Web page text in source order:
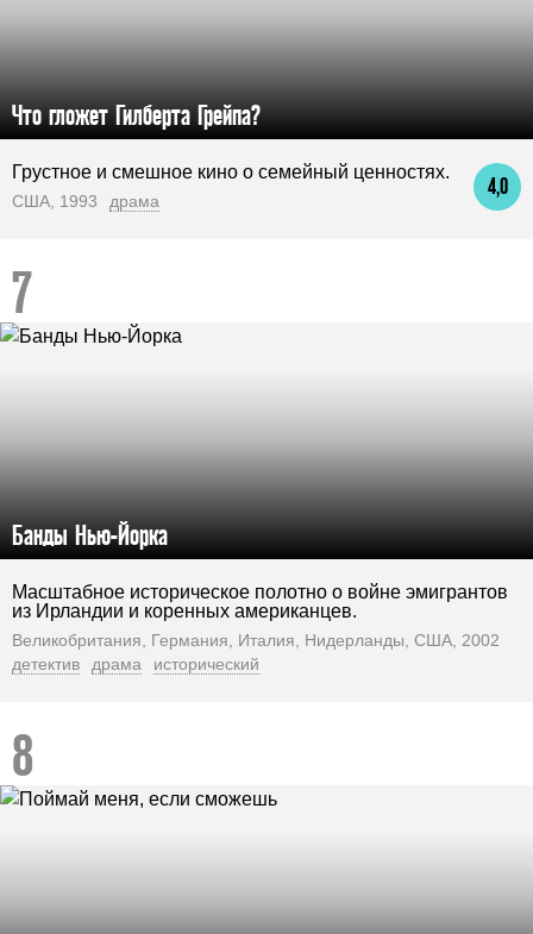
Что гложет Гилберта Грейпа?
4,0
Грустное и смешное кино о семейный ценностях.
США, 1993 драма
Банды Нью-Йорка
Масштабное историческое полотно о войне эмигрантов
из Ирландии и коренных американцев.
Великобритания, Германия, Италия, Нидерланды, США, 2002
детектив
драма исторический